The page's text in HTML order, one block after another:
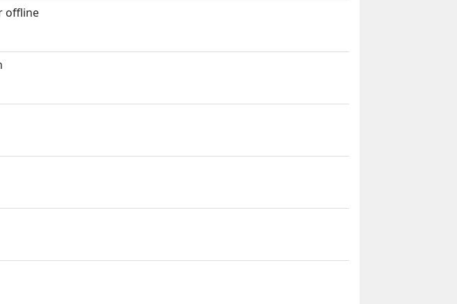
offline